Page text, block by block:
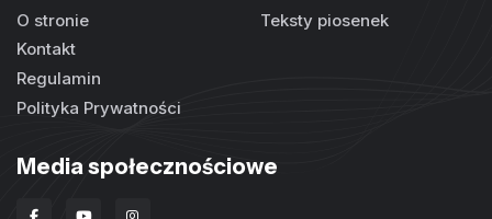
O stronie
Kontakt
Regulamin
Polityka Prywatności
Teksty piosenek
Media społecznościowe